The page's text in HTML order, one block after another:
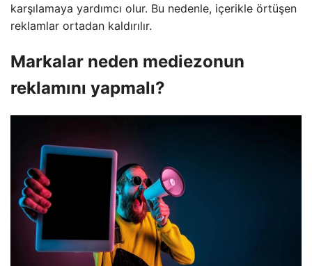
karşılamaya yardımcı olur. Bu nedenle, içerikle örtüşen
reklamlar ortadan kaldırılır.
Markalar neden mediezonun
reklamını yapmalı?